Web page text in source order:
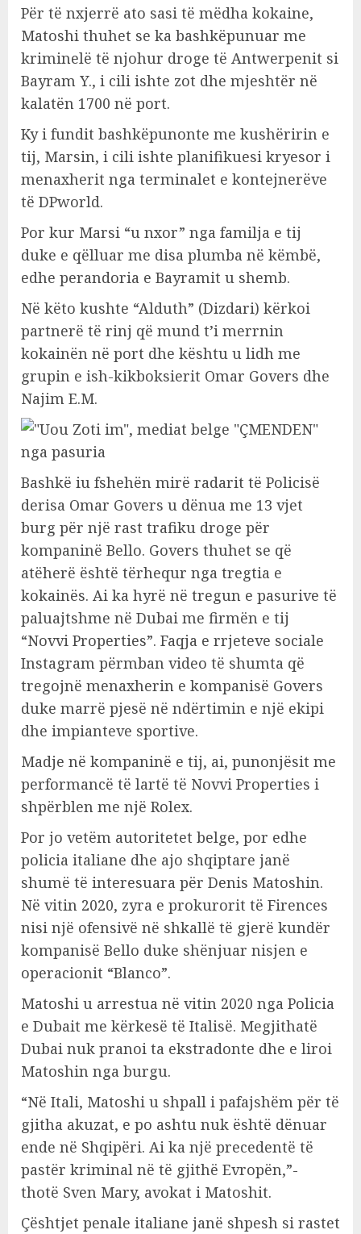
Për të nxjerrë ato sasi të mëdha kokaine,
Matoshi thuhet se ka bashkëpunuar me
kriminelë të njohur droge të Antwerpenit si
Bayram Y., i cili ishte zot dhe mjeshtër në
kalatën 1700 në port.
Ky i fundit bashkëpunonte me kushëririn e
tij, Marsin, i cili ishte planifikuesi kryesor i
menaxherit nga terminalet e kontejnerëve
të DPworld.
Por kur Marsi “u nxor” nga familja e tij
duke e qëlluar me disa plumba në këmbë,
edhe perandoria e Bayramit u shemb.
Në këto kushte “Alduth” (Dizdari) kërkoi
partnerë të rinj që mund t’i merrnin
kokainën në port dhe kështu u lidh me
grupin e ish-kikboksierit Omar Govers dhe
Najim E.M.
Bashkë iu fshehën mirë radarit të Policisë
derisa Omar Govers u dënua me 13 vjet
burg për një rast trafiku droge për
kompaninë Bello. Govers thuhet se që
atëherë është tërhequr nga tregtia e
kokainës. Ai ka hyrë në tregun e pasurive të
paluajtshme në Dubai me firmën e tij
“Novvi Properties”. Faqja e rrjeteve sociale
Instagram përmban video të shumta që
tregojnë menaxherin e kompanisë Govers
duke marrë pjesë në ndërtimin e një ekipi
dhe impianteve sportive.
Madje në kompaninë e tij, ai, punonjësit me
performancë të lartë të Novvi Properties i
shpërblen me një Rolex.
Por jo vetëm autoritetet belge, por edhe
policia italiane dhe ajo shqiptare janë
shumë të interesuara për Denis Matoshin.
Në vitin 2020, zyra e prokurorit të Firences
nisi një ofensivë në shkallë të gjerë kundër
kompanisë Bello duke shënjuar nisjen e
operacionit “Blanco”.
Matoshi u arrestua në vitin 2020 nga Policia
e Dubait me kërkesë të Italisë. Megjithatë
Dubai nuk pranoi ta ekstradonte dhe e liroi
Matoshin nga burgu.
“Në Itali, Matoshi u shpall i pafajshëm për të
gjitha akuzat, e po ashtu nuk është dënuar
ende në Shqipëri. Ai ka një precedentë të
pastër kriminal në të gjithë Evropën,”-
thotë Sven Mary, avokat i Matoshit.
Çështjet penale italiane janë shpesh si rastet